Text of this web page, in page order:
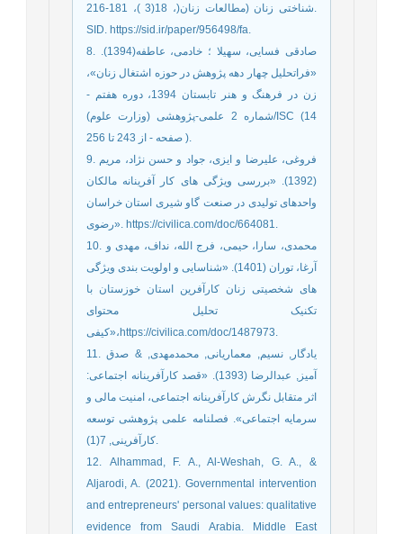
شناختی زنان (مطالعات زنان(، 18(3 )، 181-216.
SID. https://sid.ir/paper/956498/fa.
8. صادقی فسایی، سهیلا ؛ خادمی، عاطفه(1394).
«فراتحلیل چهار دهه پژوهش در حوزه اشتغال زنان»،
زن در فرهنگ و هنر تابستان 1394، دوره هفتم -
شماره 2 علمی-پژوهشی (وزارت علوم)/ISC (‎14
صفحه - از 243 تا 256 ).
9. فروغی، علیرضا و ایزی، جواد و حسن نژاد، مریم
(1392). «بررسی ویژگی های کار آفرینانه مالکان
واحدهای تولیدی در صنعت گاو شیری استان خراسان
رضوی». https://civilica.com/doc/664081.
10. محمدی، سارا، حیمی، فرج الله، نداف، مهدی و
آرغا، توران (1401). «شناسایی و اولویت بندی ویژگی
های شخصیتی زنان کارآفرین استان خوزستان با
تکنیک تحلیل محتوای
کیفی»،https://civilica.com/doc/1487973.
11. یادگار, نسیم, معماریانی, محمدمهدی, & صدق
آمیز, عبدالرضا (1393). «قصد کارآفرینانه اجتماعی:
اثر متقابل نگرش کارآفرینانه اجتماعی، امنیت مالی و
سرمایه اجتماعی». فصلنامه علمی پژوهشی توسعه
کارآفرینی, 7(1).
12. Alhammad, F. A., Al-Weshah, G. A., &
Aljarodi, A. (2021). Governmental intervention
and entrepreneurs' personal values: qualitative
evidence from Saudi Arabia. Middle East